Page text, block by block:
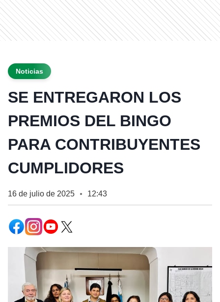
Noticias
SE ENTREGARON LOS
PREMIOS DEL BINGO
PARA CONTRIBUYENTES
CUMPLIDORES
16 de julio de 2025 ● 12:43